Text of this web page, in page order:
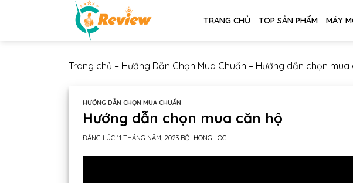
TRANG CHỦ TOP SẢN PHẨM MÁY
Trang chủ – Hướng Dẫn Chọn Mua Chuẩn – Hướng dẫn chọn mua
HƯỚNG DẪN CHỌN MUA CHUẨN
Hướng dẫn chọn mua căn hộ
ĐĂNG LÚC 11 THÁNG NĂM, 2023 BỞI HONG LOC